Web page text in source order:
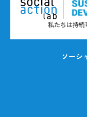
私たちは持続
ソーシ